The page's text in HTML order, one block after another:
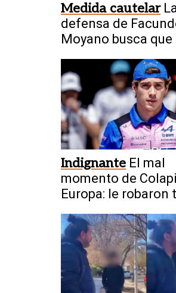
Medida cautelar
defensa de
Moyano busca que
restricción
Indignante El mal
momento de
Europa: le robaron